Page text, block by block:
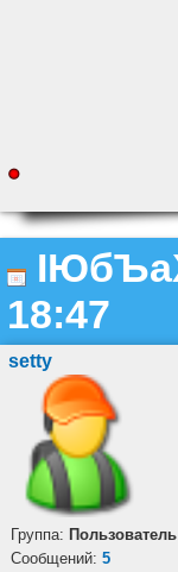
18:47
setty
Группа: Пользователь
Cообщений: 5